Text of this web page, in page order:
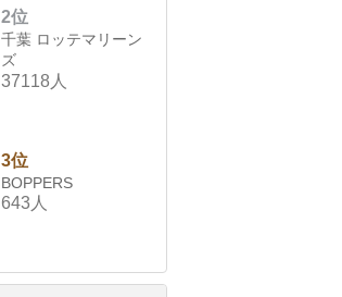
2位
千葉 ロッテマリーン
ズ
37118人
3位
BOPPERS
643人